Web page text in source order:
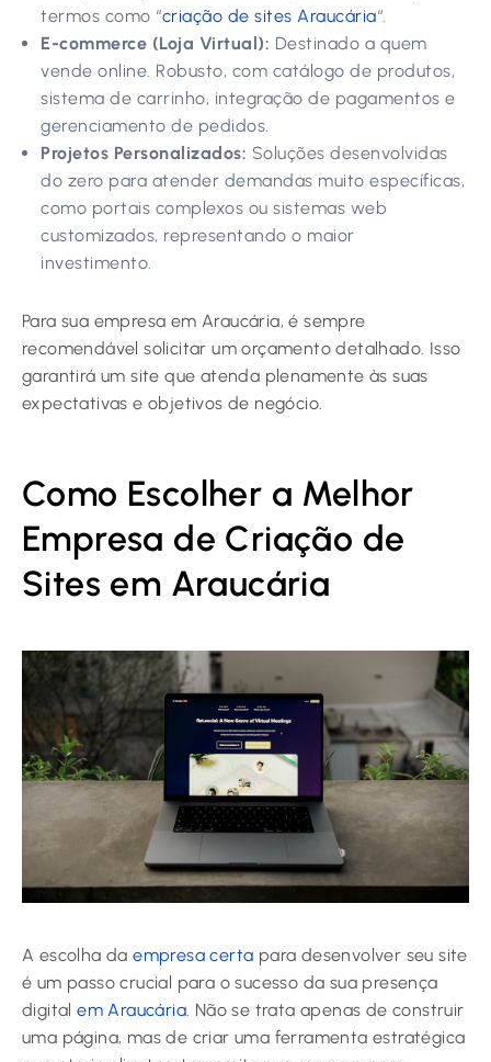
termos como “criação de sites Araucária“.
E-commerce (Loja Virtual): Destinado a quem
vende online. Robusto, com catálogo de produtos,
sistema de carrinho, integração de pagamentos e
gerenciamento de pedidos.
Projetos Personalizados: Soluções desenvolvidas
do zero para atender demandas muito específicas,
como portais complexos ou sistemas web
customizados, representando o maior
investimento.
Para sua empresa em Araucária, é sempre
recomendável solicitar um orçamento detalhado. Isso
garantirá um site que atenda plenamente às suas
expectativas e objetivos de negócio.
Como Escolher a Melhor
Empresa de Criação de
Sites em Araucária
A escolha daempresa certa para desenvolver seu site
é um passo crucial para o sucesso da sua presença
digitalem Araucária . Não se trata apenas de construir
uma página, mas de criar uma ferramenta estratégica